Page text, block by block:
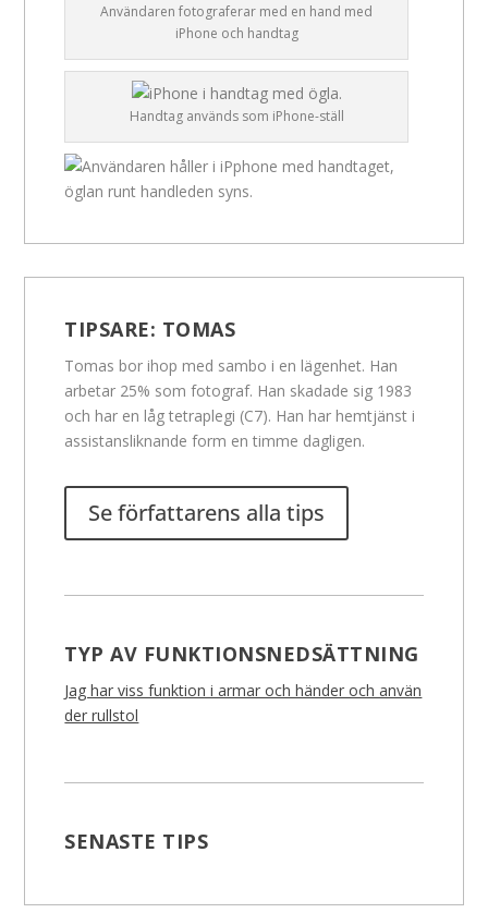
Användaren fotograferar med en hand med
iPhone och handtag
Handtag används som iPhone-ställ
TIPSARE: TOMAS
Tomas bor ihop med sambo i en lägenhet. Han
arbetar 25% som fotograf. Han skadade sig 1983
och har en låg tetraplegi (C7). Han har hemtjänst i
assistansliknande form en timme dagligen.
Se författarens alla tips
TYP AV FUNKTIONSNEDSÄTTNING
Jag har viss funktion i armar och händer och använ
der rullstol
SENASTE TIPS